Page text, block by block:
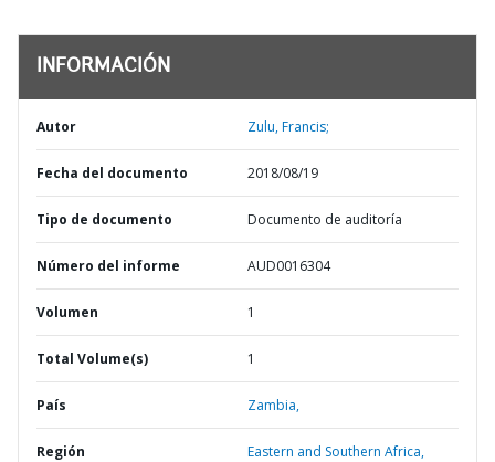
INFORMACIÓN
Autor Zulu, Francis;
Fecha del documento 2018/08/19
Tipo de documento Documento de auditoría
Número del informe AUD0016304
Volumen 1
Total Volume(s) 1
País Zambia,
Región Eastern and Southern Africa,